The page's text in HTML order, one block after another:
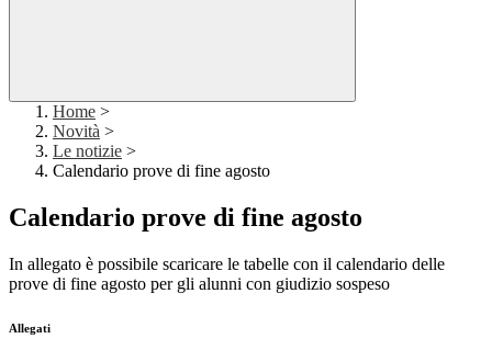
Home >
Novità >
Le notizie >
Calendario prove di fine agosto
Calendario prove di fine agosto
In allegato è possibile scaricare le tabelle con il calendario delle
prove di fine agosto per gli alunni con giudizio sospeso
Allegati